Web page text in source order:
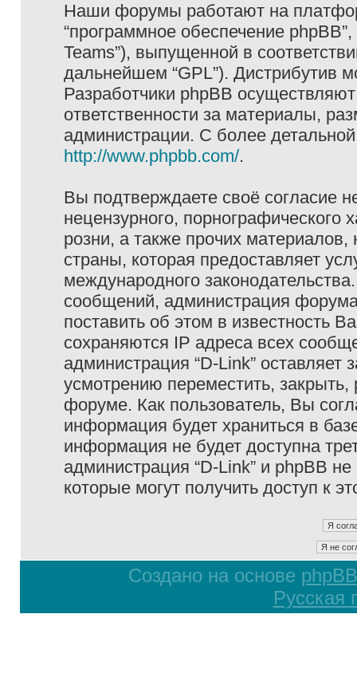
Наши форумы работают на
“программное обеспечение
Teams”), выпущенной в
дальнейшем “GPL”). Дистрибутив
Разработчики phpBB
ответственности за материалы,
администрации. С более
http://www.phpbb.com/.
Вы подтверждаете своё согласие
нецензурного, порнографического
розни, а также прочих
страны, которая предоставляет
международного
сообщений, администрация
поставить об этом в известность
сохраняются IP адреса всех
администрация “D-Link”
усмотрению переместить,
форуме. Как пользователь, Вы
информация будет храниться в
информация не будет доступна
администрация “D-Link” и phpBB
которые могут получить доступ к
Создано на основе phpBB
Русская